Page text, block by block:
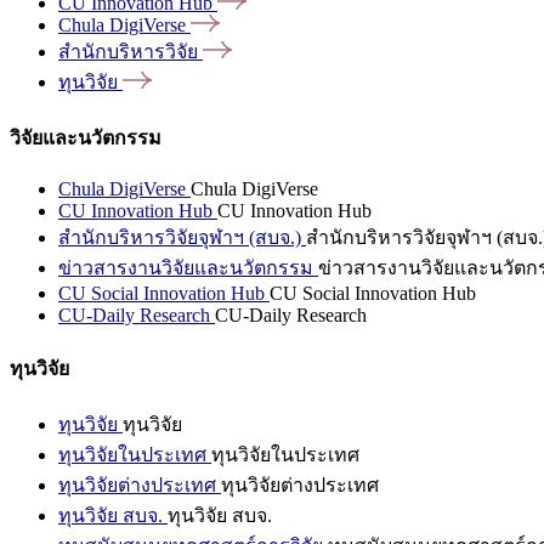
Chula DigiVerse
สำนักบริหารวิจัย
ทุนวิจัย
วิจัยและนวัตกรรม
Chula DigiVerse Chula DigiVerse
CU Innovation Hub CU Innovation Hub
สำนักบริหารวิจัยจุฬาฯ (สบจ.) สำนักบริหารวิจัยจุฬาฯ (สบจ
ข่าวสารงานวิจัยและนวัตกรรม ข่าวสารงานวิจัยและนวัตก
CU Social Innovation Hub CU Social Innovation Hub
CU-Daily Research CU-Daily Research
ทุนวิจัย
ทุนวิจัย ทุนวิจัย
ทุนวิจัยในประเทศ ทุนวิจัยในประเทศ
ทุนวิจัยต่างประเทศ ทุนวิจัยต่างประเทศ
ทุนวิจัย สบจ. ทุนวิจัย สบจ.